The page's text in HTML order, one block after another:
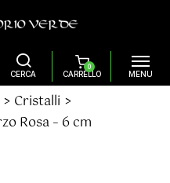
Cristalli
Rosa – 6 cm
0